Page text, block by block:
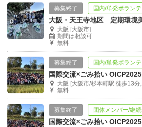
募集終了 国内/単発ボラン
大阪 [大阪市]
期間は相談可
無料
募集終了 国内/単発ボラン
大阪 [大阪市/杉本町駅 徒歩13分
無料
募集終了 団体メンバー/継